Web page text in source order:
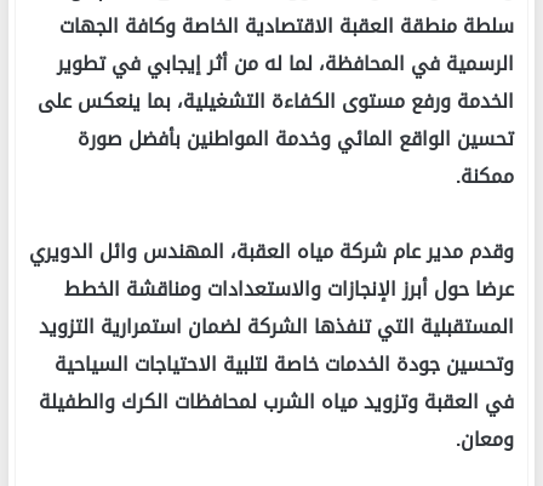
سلطة منطقة العقبة الاقتصادية الخاصة وكافة الجهات
الرسمية في المحافظة، لما له من أثر إيجابي في تطوير
الخدمة ورفع مستوى الكفاءة التشغيلية، بما ينعكس على
تحسين الواقع المائي وخدمة المواطنين بأفضل صورة
ممكنة.
وقدم مدير عام شركة مياه العقبة، المهندس وائل الدويري
عرضا حول أبرز الإنجازات والاستعدادات ومناقشة الخطط
المستقبلية التي تنفذها الشركة لضمان استمرارية التزويد
وتحسين جودة الخدمات خاصة لتلبية الاحتياجات السياحية
في العقبة وتزويد مياه الشرب لمحافظات الكرك والطفيلة
ومعان.